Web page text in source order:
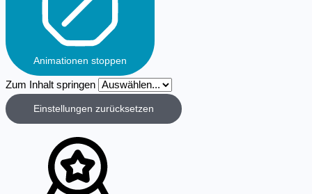
Animationen stoppen
Zum Inhalt springen
Einstellungen zurücksetzen